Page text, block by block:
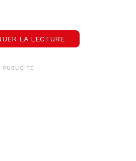
mettre les frissons, elle
et elle savait comment
LA LECTURE
PUBLICITÉ